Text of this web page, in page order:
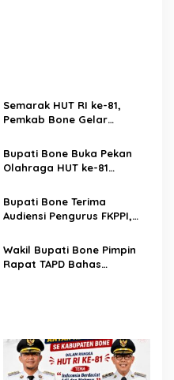
Semarak HUT RI ke-81,
Pemkab Bone Gelar
Antar Kecamatan
Bupati Bone Buka Pekan
Olahraga HUT ke-81
Kecamatan Bengo
Bupati Bone Terima
Audiensi Pengurus FKPPI,
Rangkaian Kegiatan HUT
ke-81 Kemerdekaan RI
Wakil Bupati Bone Pimpin
Rapat TAPD Bahas